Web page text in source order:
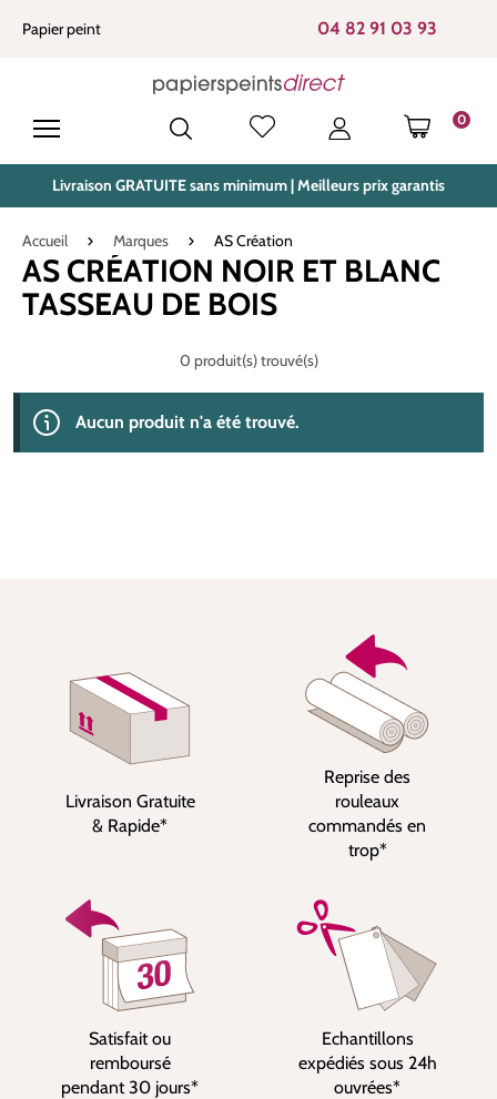
principal
Papier peint 04 82 91 03 93
0
LE
Livraison GRATUITE sans minimum | Meilleurs prix garantis
Accueil Marques AS Création
AS CRÉATION NOIR ET BLANC
TASSEAU DE BOIS
0 produit(s) trouvé(s)
Aucun produit n'a été trouvé.
Livraison Gratuite
& Rapide*
Reprise des
rouleaux
commandés en
trop*
Satisfait ou
remboursé
pendant 30 jours*
Echantillons
expédiés sous 24h
ouvrées*